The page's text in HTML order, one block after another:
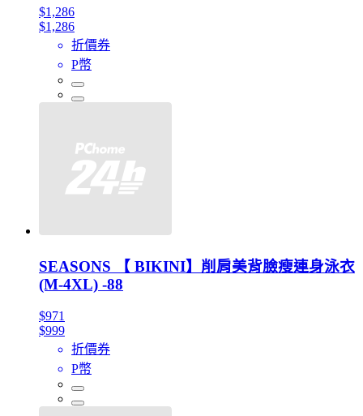
$1,286
$1,286
折價券
P幣
SEASONS 【 BIKINI】削肩美背臉瘦連身泳衣
(M-4XL) -88
$971
$999
折價券
P幣